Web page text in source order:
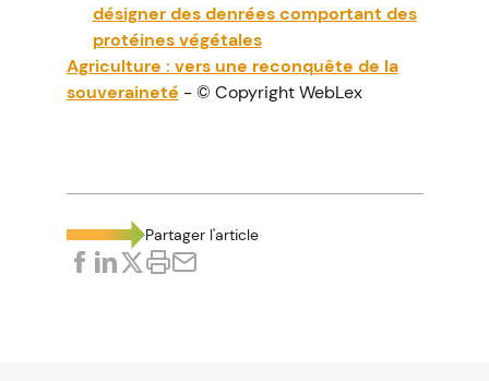
désigner des denrées comportant des
protéines végétales
Agriculture : vers une reconquête de la
souveraineté - © Copyright WebLex
Partager l'article